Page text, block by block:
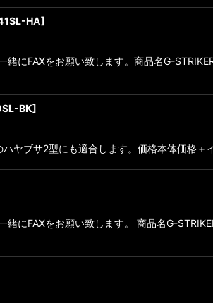
HA]
にFAXをお願い致します。商品名G-
BK]
ヤブサ2型にも適合します。価格本体価格＋
にFAXをお願い致します。 商品名G-